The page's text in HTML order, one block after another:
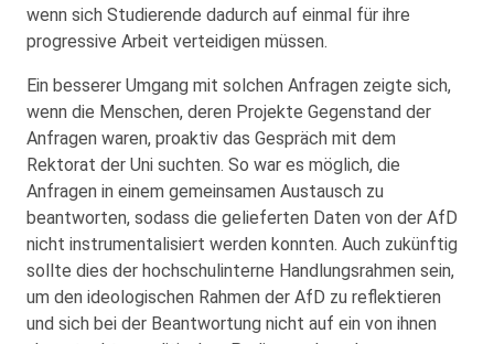
wenn sich Studierende dadurch auf einmal für ihre
progressive Arbeit verteidigen müssen.
Ein besserer Umgang mit solchen Anfragen zeigte sich,
wenn die Menschen, deren Projekte Gegenstand der
Anfragen waren, proaktiv das Gespräch mit dem
Rektorat der Uni suchten. So war es möglich, die
Anfragen in einem gemeinsamen Austausch zu
beantworten, sodass die gelieferten Daten von der AfD
nicht instrumentalisiert werden konnten. Auch zukünftig
sollte dies der hochschulinterne Handlungsrahmen sein,
um den ideologischen Rahmen der AfD zu reflektieren
und sich bei der Beantwortung nicht auf ein von ihnen